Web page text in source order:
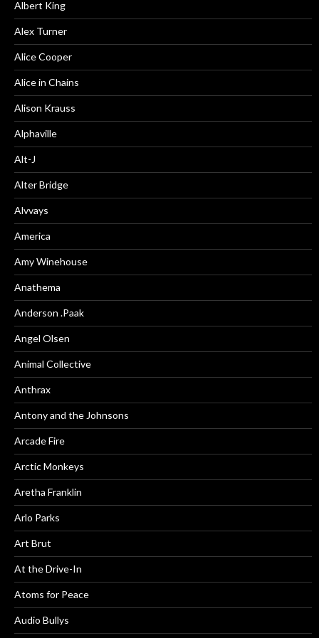
Albert King
Alex Turner
Alice Cooper
Alice in Chains
Alison Krauss
Alphaville
Alt-J
Alter Bridge
Alvvays
America
Amy Winehouse
Anathema
Anderson .Paak
Angel Olsen
Animal Collective
Anthrax
Antony and the Johnsons
Arcade Fire
Arctic Monkeys
Aretha Franklin
Arlo Parks
Art Brut
At the Drive-In
Atoms for Peace
Audio Bullys